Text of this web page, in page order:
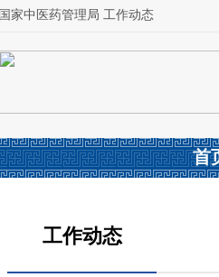
国家中医药管理局 工作动态
首
工作动态